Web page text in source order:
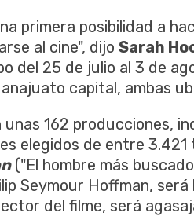
primera posibilidad a
al cine", dijo Sarah
del 25 de julio al 3 de
capital, ambas
unas 162 producciones,
elegidos de entre 3.421
("El hombre más
Seymour Hoffman,
del filme, será